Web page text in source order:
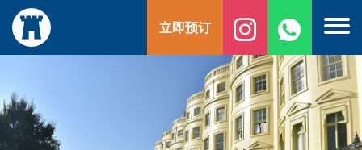
至
内
立即预订